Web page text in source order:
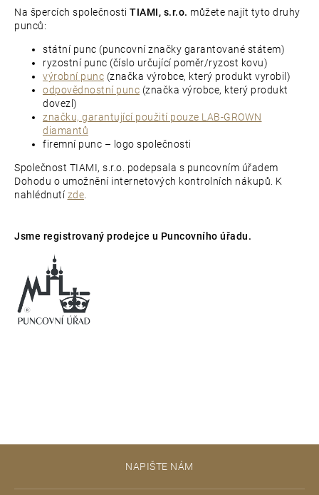
Na špercích společnosti TIAMI, s.r.o. můžete najít tyto druhy
punců:
státní punc (puncovní značky garantované státem)
ryzostní punc (číslo určující poměr/ryzost kovu)
výrobní punc (značka výrobce, který produkt vyrobil)
odpovědnostní punc (značka výrobce, který produkt
dovezl)
značku, garantující použití pouze LAB-GROWN
diamantů
firemní punc – logo společnosti
Společnost TIAMI, s.r.o. podepsala s puncovním úřadem
Dohodu o umožnění internetových kontrolních nákupů. K
nahlédnutí zde
Jsme registrovaný prodejce u Puncovního úřadu.
NAPIŠTE NÁM